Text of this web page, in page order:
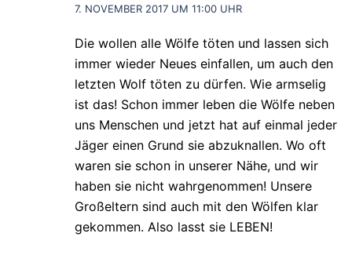
7. NOVEMBER 2017 UM 11:00 UHR
Die wollen alle Wölfe töten und lassen sich
immer wieder Neues einfallen, um auch den
letzten Wolf töten zu dürfen. Wie armselig
ist das! Schon immer leben die Wölfe neben
uns Menschen und jetzt hat auf einmal jeder
Jäger einen Grund sie abzuknallen. Wo oft
waren sie schon in unserer Nähe, und wir
haben sie nicht wahrgenommen! Unsere
Großeltern sind auch mit den Wölfen klar
gekommen. Also lasst sie LEBEN!